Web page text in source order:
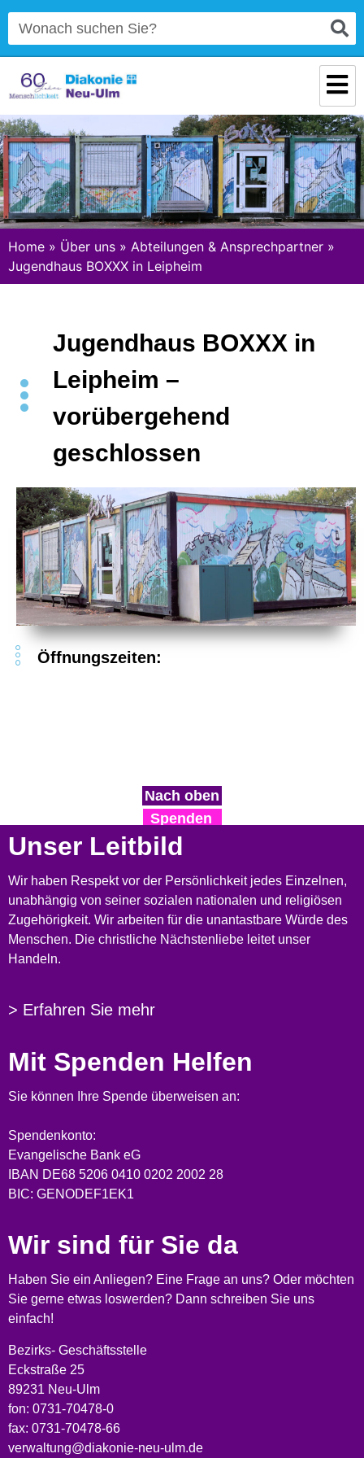
Home » Über uns » Abteilungen & Ansprechpartner »
Jugendhaus BOXXX in Leipheim
Jugendhaus BOXXX in
Leipheim –
vorübergehend
geschlossen
Öffnungszeiten:
Nach oben
Spenden
Unser Leitbild
Wir haben Respekt vor der Persönlichkeit jedes Einzelnen,
unabhängig von seiner sozialen nationalen und religiösen
Zugehörigkeit. Wir arbeiten für die unantastbare Würde des
Menschen. Die christliche Nächstenliebe leitet unser
Handeln.
> Erfahren Sie mehr
Mit Spenden Helfen
Sie können Ihre Spende überweisen an:
Spendenkonto:
Evangelische Bank eG
IBAN DE68 5206 0410 0202 2002 28
BIC: GENODEF1EK1
Wir sind für Sie da
Haben Sie ein Anliegen? Eine Frage an uns? Oder möchten
Sie gerne etwas loswerden? Dann schreiben Sie uns
einfach!
Bezirks- Geschäftsstelle
Eckstraße 25
89231 Neu-Ulm
fon: 0731-70478-0
fax: 0731-70478-66
verwaltung@diakonie-neu-ulm.de